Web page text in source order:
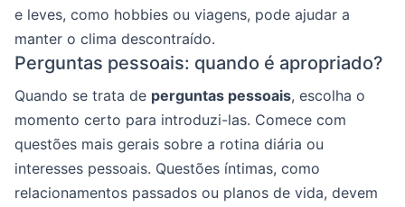
e leves, como hobbies ou viagens, pode ajudar a
manter o clima descontraído.
Perguntas pessoais: quando é apropriado?
Quando se trata de perguntas pessoais, escolha o
momento certo para introduzi-las. Comece com
questões mais gerais sobre a rotina diária ou
interesses pessoais. Questões íntimas, como
relacionamentos passados ou planos de vida, devem